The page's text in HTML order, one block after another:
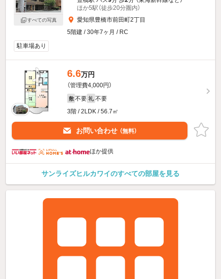
すべての写真
ほか5駅（徒歩20分圏内）
愛知県豊橋市前田町2丁目
5階建 / 30年7ヶ月 / RC
駐車場あり
6.6万円
（管理費4,000円）
敷 不要 礼 不要
3階 / 2LDK / 56.7㎡
お問い合わせ （無料）
ほか提供
サンライズヒルカワイのすべての部屋を見る